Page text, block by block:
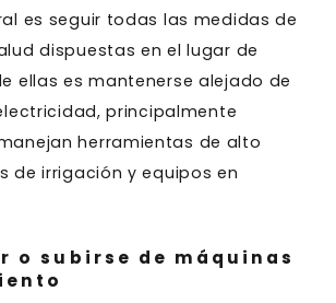
es seguir todas las medidas de
dispuestas en el lugar de
ellas es mantenerse alejado de
principalmente
herramientas de alto
de irrigación y equipos en
o subirse de máquinas